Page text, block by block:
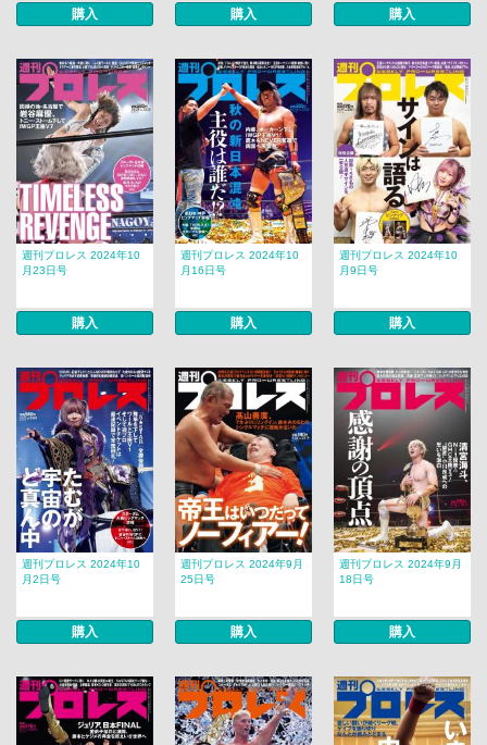
購入 購入 購入
週刊プロレス 2024年10
月23日号
購入
週刊プロレス 2024年10
月16日号
購入
週刊プロレス 2024年10
月9日号
購入
週刊プロレス 2024年10
月2日号
購入
週刊プロレス 2024年9月
25日号
購入
週刊プロレス 2024年9月
18日号
購入